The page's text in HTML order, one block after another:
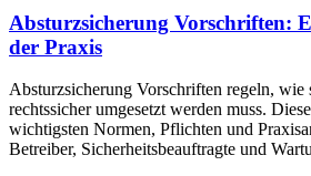
Absturzsicherung Vorschriften:
der Praxis
Absturzsicherung Vorschriften regeln, wie
rechtssicher umgesetzt werden muss.
wichtigsten Normen, Pflichten und
Betreiber, Sicherheitsbeauftragte und